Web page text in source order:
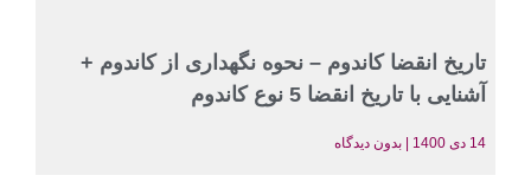
تاریخ انقضا کاندوم – نحوه نگهداری از کاندوم +
آشنایی با تاریخ انقضا 5 نوع کاندوم
14 دی 1400 بدون دیدگاه